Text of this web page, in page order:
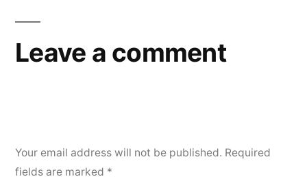
Leave a comment
Your email address will not be published. Required
fields are marked *